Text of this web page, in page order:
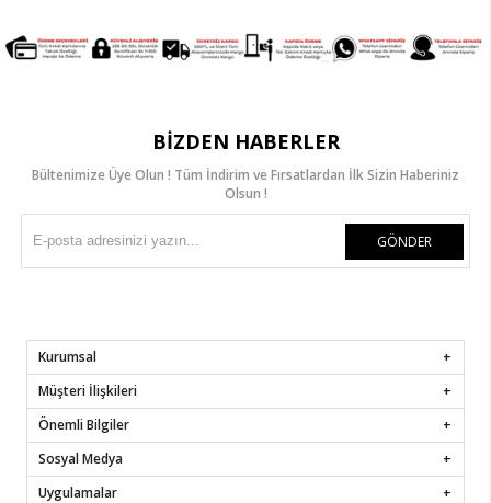
BIZDEN HABERLER
Bültenimize Üye Olun ! Tüm İndirim ve Fırsatlardan İlk Sizin Haberiniz
Olsun !
GÖNDER
Kurumsal
Müşteri İlişkileri
Önemli Bilgiler
Sosyal Medya
Uygulamalar